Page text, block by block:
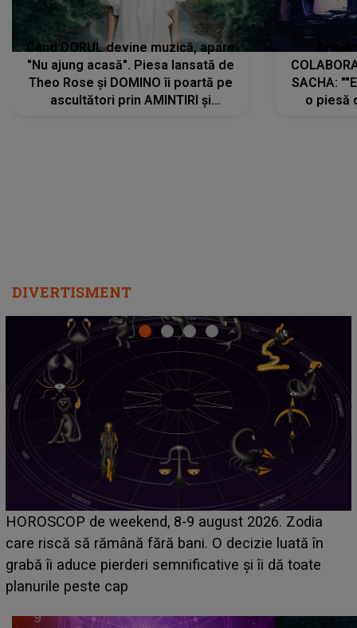
Când DORUL devine muzică, apare
"Nu ajung acasă". Piesa lansată de
Theo Rose și DOMINO îi poartă pe
ascultători prin AMINTIRI și
SACHA:
o piesă
DIVERTISMENT
Emanuel a ținut ACEST DETALIU ASCUNS până
acum! În fața Alexandrei, concurentul din Casa Iubirii
face o MĂRTURISIRE NEAȘTEPTATĂ despre mama
sa: "I-am spus și ei în față, eu nu te iubesc pentru